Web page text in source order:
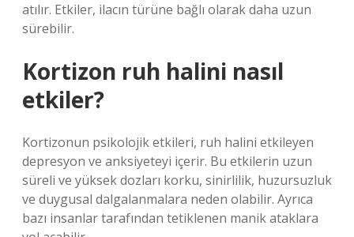
atılır. Etkiler, ilacın türüne bağlı olarak daha uzun
sürebilir.
Kortizon ruh halini nasıl
etkiler?
Kortizonun psikolojik etkileri, ruh halini etkileyen
depresyon ve anksiyeteyi içerir. Bu etkilerin uzun
süreli ve yüksek dozları korku, sinirlilik, huzursuzluk
ve duygusal dalgalanmalara neden olabilir. Ayrıca
bazı insanlar tarafından tetiklenen manik ataklara